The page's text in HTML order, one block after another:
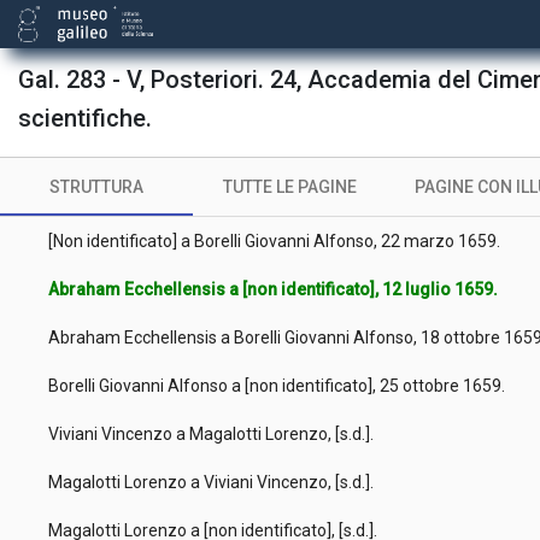
Gal. 283 - V, Posteriori. 24, Accademia del
scientifiche.
STRUTTURA TUTTE LE PAGINE PAGINE CON
Rinaldini Carlo a Viviani Vincenzo, 1 febbraio 1658.
Rinaldini Carlo a Viviani Vincenzo, 4 febbraio 1658.
Rinaldini Carlo a Viviani Vincenzo, 9 marzo 1658.
[Non identificato] a Borelli Giovanni Alfonso, 22 marzo 1659.
Abraham Ecchellensis a [non identificato], 12 luglio 1659.
Abraham Ecchellensis a Borelli Giovanni Alfonso, 18 ottobre
Borelli Giovanni Alfonso a [non identificato], 25 ottobre 1659.
Viviani Vincenzo a Magalotti Lorenzo, [s.d.].
Magalotti Lorenzo a Viviani Vincenzo, [s.d.].
Magalotti Lorenzo a [non identificato], [s.d.].